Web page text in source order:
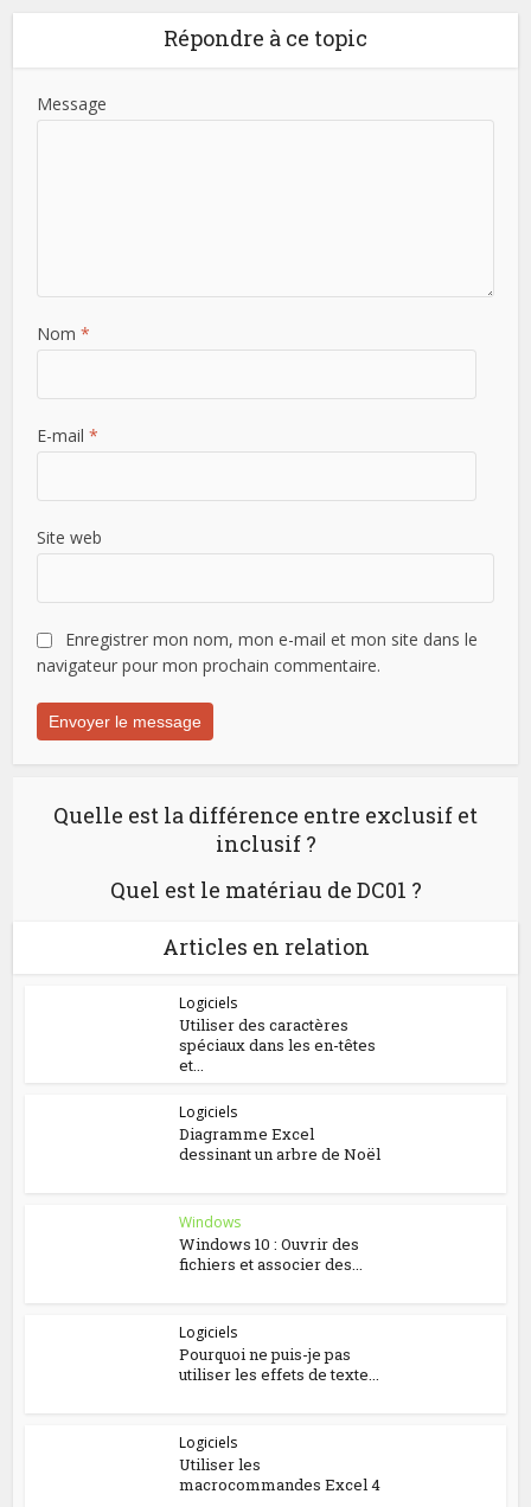
Répondre à ce topic
Message
Nom*
E-mail*
Site web
Enregistrer mon nom, mon e-mail et mon site dans le
navigateur pour mon prochain commentaire.
Quelle est la différence entre exclusif et
inclusif ?
Quel est le matériau de DC01 ?
Articles en relation
Logiciels
Utiliser des caractères
spéciaux dans les en-têtes
et...
Logiciels
Diagramme Excel
dessinant un arbre de Noël
Windows
Windows 10 : Ouvrir des
fichiers et associer des...
Logiciels
Pourquoi ne puis-je pas
utiliser les effets de texte...
Logiciels
Utiliser les
macrocommandes Excel 4